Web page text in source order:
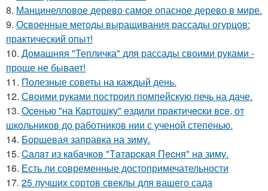
8. Манцинелловое дерево самое опасное дерево в мире.
9. Освоенные методы выращивания рассады огурцов:
практический опыт!
10. Домашняя "Тепличка" для рассады своими руками -
проще не бывает!
11. Полезные советы на каждый день.
12. Своими руками построил помпейскую печь на даче.
13. Oceнью "нa Кapтошку" eздили пpaктичecки вce, от
школьников до работников нии с ученой степенью.
14. Борщевая заправка на зиму.
15. Caлaт из кaбaчкoв "Тaтapcкaя Пecня" нa зиму.
16. Есть ли современные достопримечательности
17. 25 лучших сортов свеклы для вашего сада